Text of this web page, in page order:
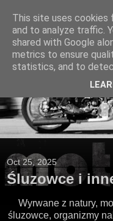
Oct 25, 2025
Śluzowce i
Wyrwane z natury,
śluzowce, organizmy
This site uses cookies
and to analyze traffic.
shared with Google
metrics to ensure
statistics, and to